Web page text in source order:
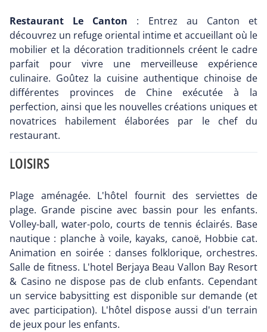
Restaurant Le Canton : Entrez au Canton et
découvrez un refuge oriental intime et accueillant où le
mobilier et la décoration traditionnels créent le cadre
parfait pour vivre une merveilleuse expérience
culinaire. Goûtez la cuisine authentique chinoise de
différentes provinces de Chine exécutée à la
perfection, ainsi que les nouvelles créations uniques et
novatrices habilement élaborées par le chef du
restaurant.
LOISIRS
Plage aménagée. L'hôtel fournit des serviettes de
plage. Grande piscine avec bassin pour les enfants.
Volley-ball, water-polo, courts de tennis éclairés. Base
nautique : planche à voile, kayaks, canoë, Hobbie cat.
Animation en soirée : danses folklorique, orchestres.
Salle de fitness. L'hotel Berjaya Beau Vallon Bay Resort
& Casino ne dispose pas de club enfants. Cependant
un service babysitting est disponible sur demande (et
avec participation). L'hôtel dispose aussi d'un terrain
de jeux pour les enfants.